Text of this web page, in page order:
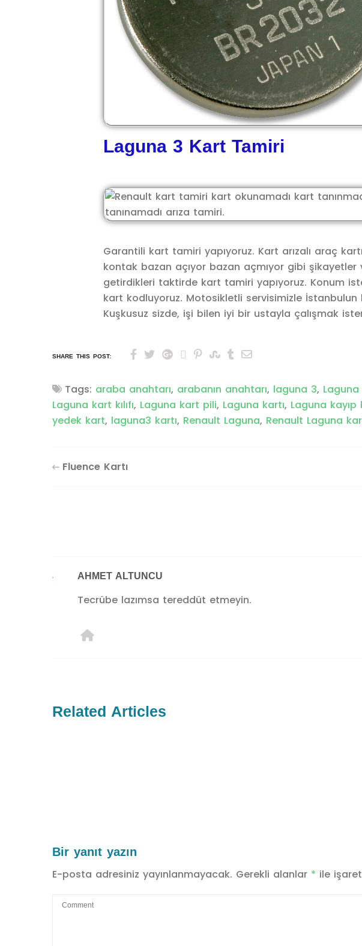
Laguna 3 Kart Tamiri
Garantili kart tamiri yapıyoruz. Kart arızalı araç
kontak bazan açıyor bazan açmıyor gibi şikayetler
getirdikleri taktirde kart tamiri yapıyoruz. Konum
kart kodluyoruz. Motosikletli servisimizle İstanbulun
Kuşkusuz sizde, işi bilen iyi bir ustayla çalışmak
SHARE THIS POST:
Tags: araba anahtarı, arabanın anahtarı, laguna 3,
Laguna kart kılıfı, Laguna kart pili, Laguna kartı, Laguna kayıp
yedek kart, laguna3 kartı, Renault Laguna, Renault Laguna
Fluence Kartı
AHMET ALTUNCU
Tecrübe lazımsa tereddüt etmeyin.
Related Articles
Bir yanıt yazın
E-posta adresiniz yayınlanmayacak. Gerekli alanlar * ile